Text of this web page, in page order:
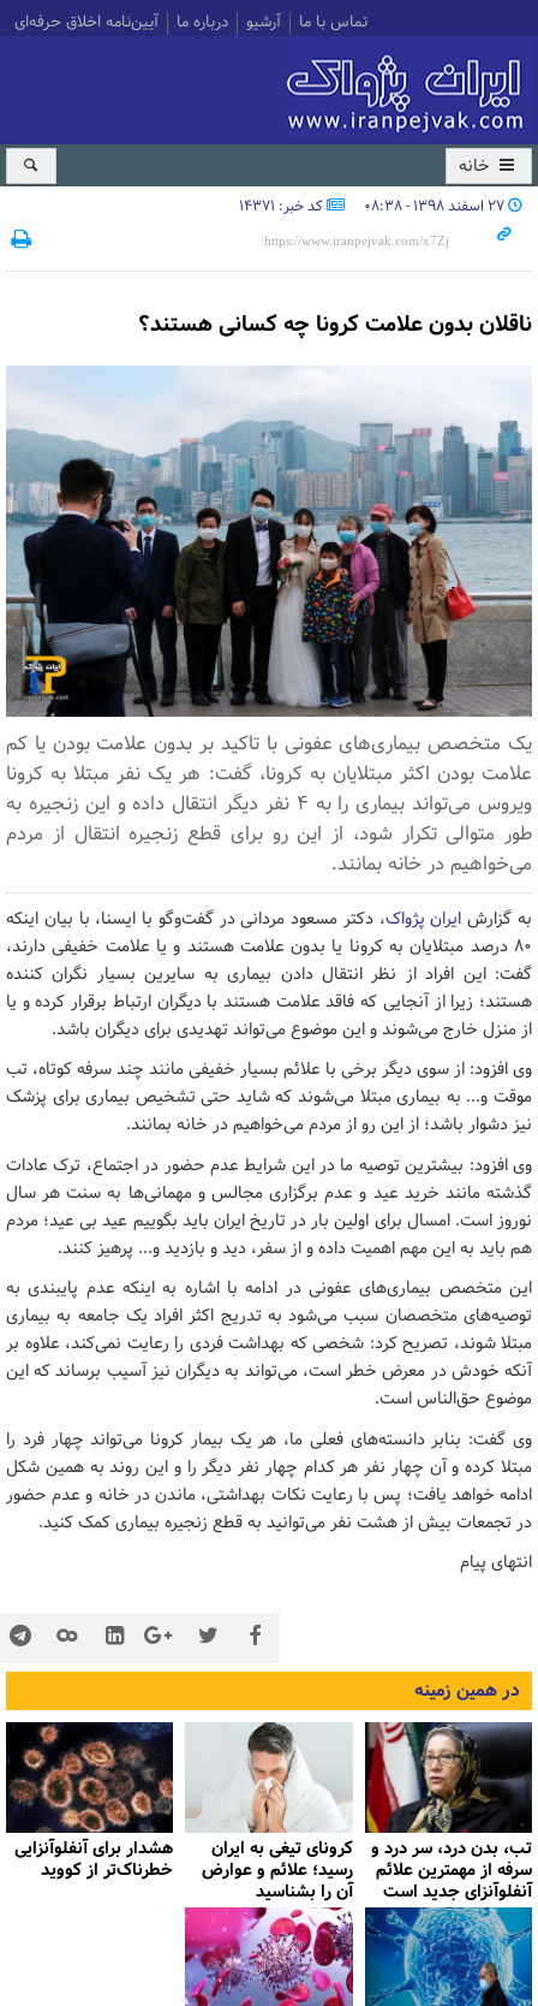
تماس با ما آرشیو درباره ما آیین‌نامه اخلاق حرفه‌ای
خانه
۲۷ اسفند ۱۳۹۸ - ۰۸:۳۸ کد خبر: 14371
ناقلان بدون علامت کرونا چه کسانی هستند؟
یک متخصص بیماری‌های عفونی با تاکید بر بدون علامت بودن یا کم
علامت بودن اکثر مبتلایان به کرونا، گفت: هر یک نفر مبتلا به کرونا
ویروس می‌تواند بیماری را به ۴ نفر دیگر انتقال داده و این زنجیره به
طور متوالی تکرار شود، از این رو برای قطع زنجیره انتقال از مردم
می‌خواهیم در خانه بمانند.
به گزارش ایران پژواک، دکتر مسعود مردانی در گفت‌وگو با ایسنا، با بیان اینکه
۸۰ درصد مبتلایان به کرونا یا بدون علامت هستند و یا علامت خفیفی دارند،
گفت: این افراد از نظر انتقال دادن بیماری به سایرین بسیار نگران کننده
هستند؛ زیرا از آنجایی که فاقد علامت هستند با دیگران ارتباط برقرار کرده و یا
از منزل خارج می‌شوند و این موضوع می‌تواند تهدیدی برای دیگران باشد.
وی افزود: از سوی دیگر برخی با علائم بسیار خفیفی مانند چند سرفه کوتاه، تب
موقت و... به بیماری مبتلا می‌شوند که شاید حتی تشخیص بیماری برای پزشک
نیز دشوار باشد؛ از این رو از مردم می‌خواهیم در خانه بمانند.
وی افزود: بیشترین توصیه ما در این شرایط عدم حضور در اجتماع، ترک عادات
گذشته مانند خرید عید و عدم برگزاری مجالس و مهمانی‌ها به سنت هر سال
نوروز است. امسال برای اولین بار در تاریخ ایران باید بگوییم عید بی عید؛ مردم
هم باید به این مهم اهمیت داده و از سفر، دید و بازدید و... پرهیز کنند.
این متخصص بیماری‌های عفونی در ادامه با اشاره به اینکه عدم پایبندی به
توصیه‌های متخصصان سبب می‌شود به تدریج اکثر افراد یک جامعه به بیماری
مبتلا شوند، تصریح کرد: شخصی که بهداشت فردی را رعایت نمی‌کند، علاوه بر
آنکه خودش در معرض خطر است، می‌تواند به دیگران نیز آسیب برساند که این
موضوع حق‌الناس است.
وی گفت: بنابر دانسته‌های فعلی ما، هر یک بیمار کرونا می‌تواند چهار فرد را
مبتلا کرده و آن چهار نفر هر کدام چهار نفر دیگر را و این روند به همین شکل
ادامه خواهد یافت؛ پس با رعایت نکات بهداشتی، ماندن در خانه و عدم حضور
در تجمعات بیش از هشت نفر می‌توانید به قطع زنجیره بیماری کمک کنید.
انتهای پیام
در همین زمینه
تب، بدن درد، سر درد و
سرفه از مهمترین علائم
آنفلوآنزای جدید است
کرونای تیغی به ایران
رسید؛ علائم و عوارض
آن را بشناسید
هشدار برای آنفلوآنزایی
خطرناک‌تر از کووید